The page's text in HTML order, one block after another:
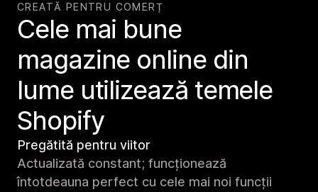
CREATĂ PENTRU COMERȚ
Cele mai bune
magazine online din
lume utilizează temele
Shopify
Pregătită pentru viitor
Actualizată constant; funcționează
întotdeauna perfect cu cele mai noi funcții